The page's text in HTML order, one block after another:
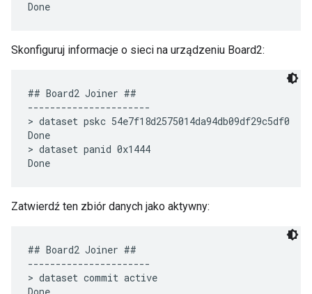
Skonfiguruj informacje o sieci na urządzeniu Board2:
## Board2 Joiner ##
----------------------
> dataset pskc 54e7f18d2575014da94db09df29c5df0
Done
> dataset panid 0x1444
Zatwierdź ten zbiór danych jako aktywny:
## Board2 Joiner ##
----------------------
> dataset commit active